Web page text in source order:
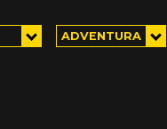
ADVENTURA